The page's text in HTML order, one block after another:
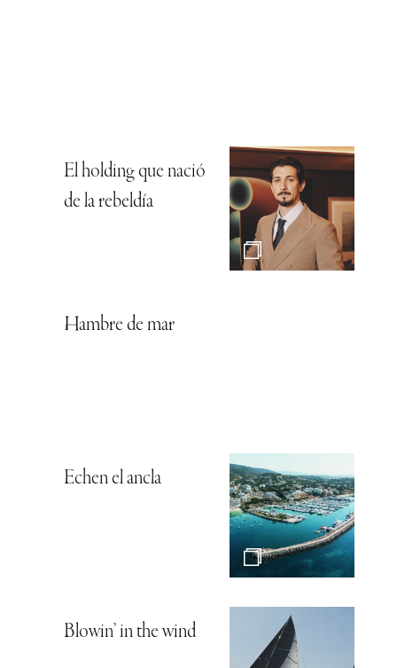
El holding que nació
de la rebeldía
Hambre de mar
Echen el ancla
Blowin’ in the wind